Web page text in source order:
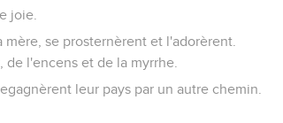
joie.
se prosternèrent et l'adorèrent.
l'encens et de la myrrhe.
leur pays par un autre chemin.